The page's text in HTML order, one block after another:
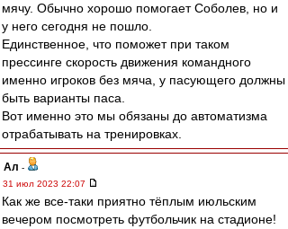
мячу. Обычно хорошо помогает Соболев, но и
у него сегодня не пошло.
Единственное, что поможет при таком
прессинге скорость движения командного
именно игроков без мяча, у пасующего должны
быть варианты паса.
Вот именно это мы обязаны до автоматизма
отрабатывать на тренировках.
Ал -
31 июл 2023 22:07
Как же все-таки приятно тёплым июльским
вечером посмотреть футбольчик на стадионе!